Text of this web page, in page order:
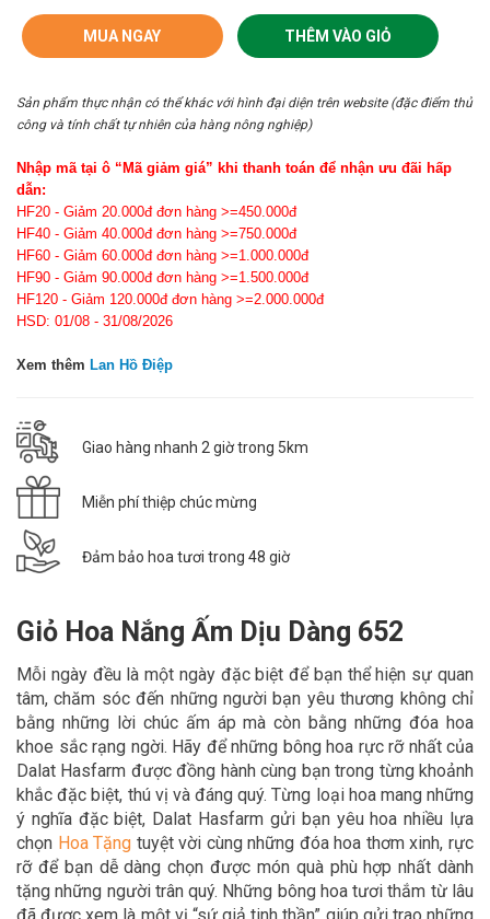
MUA NGAY THÊM VÀO GIỎ
Sản phẩm thực nhận có thể khác với hình đại diện trên website (đặc điểm thủ
công và tính chất tự nhiên của hàng nông nghiệp)
Nhập mã tại ô “Mã giảm giá” khi thanh toán để nhận ưu đãi hấp
dẫn:
HF20 - Giảm 20.000đ đơn hàng >=450.000đ
HF40 - Giảm 40.000đ đơn hàng >=750.000đ
HF60 - Giảm 60.000đ đơn hàng >=1.000.000đ
HF90 - Giảm 90.000đ đơn hàng >=1.500.000đ
HF120 - Giảm 120.000đ đơn hàng >=2.000.000đ
HSD: 01/08 - 31/08/2026
Xem thêm Lan Hồ Điệp
Giao hàng nhanh 2 giờ trong 5km
Miễn phí thiệp chúc mừng
Đảm bảo hoa tươi trong 48 giờ
Giỏ Hoa Nắng Ấm Dịu Dàng 652
Mỗi ngày đều là một ngày đặc biệt để bạn thể hiện sự quan
tâm, chăm sóc đến những người bạn yêu thương không chỉ
bằng những lời chúc ấm áp mà còn bằng những đóa hoa
khoe sắc rạng ngời. Hãy đểnhững bông hoa rực rỡ nhất của
Dalat Hasfarm được đồng hành cùng bạn trong từng khoảnh
khắc đặc biệt, thú vị và đáng quý. Từng loại hoa mang những
ý nghĩa đặc biệt, Dalat Hasfarm gửi bạn yêu hoa nhiều lựa
chọn Hoa Tặng tuyệt vời cùng những đóa hoa thơm xinh, rực
rỡ để bạn dễ dàng chọn được món quà phù hợp nhất dành
tặng những người trân quý. Những bông hoa tươi thắm từ lâu